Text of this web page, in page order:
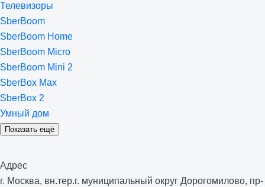
Телевизоры
SberBoom
SberBoom Home
SberBoom Micro
SberBoom Mini 2
SberBox Max
SberBox 2
Умный дом
Показать ещё
Адрес
г. Москва, вн.тер.г. муниципальный округ Дорогомилово, пр-